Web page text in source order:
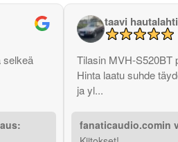
selkeä
taavi hautalahti
Tilasin MVH-S520BT
Hinta laatu suhde
ja yl...
fanaticaudio.comin